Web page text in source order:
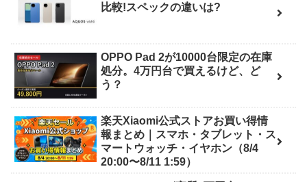
比較!スペックの違いは?
OPPO Pad 2が10000台限定の在庫
処分。4万円台で買えるけど、ど
う？
楽天Xiaomi公式ストアお買い得情
報まとめ｜スマホ・タブレット・ス
マートウォッチ・イヤホン（8/4
20:00〜8/11 1:59）